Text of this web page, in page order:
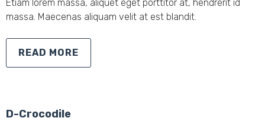
Etiam lorem massa, aliquet eget porttitor at, hendrerit id
massa. Maecenas aliquam velit at est blandit.
READ MORE
D-Crocodile